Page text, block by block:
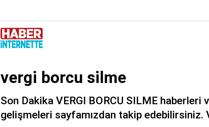
vergi borcu silme
Son Dakika VERGI BORCU SILME haberleri
gelişmeleri sayfamızdan takip edebilirsiniz.